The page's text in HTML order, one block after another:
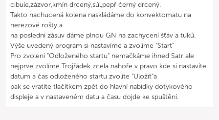
cibule,zázvor,kmín drcený,sůl,pepř černý drcený.
Takto nachucená kolena naskládáme do konvektomatu na
nerezové rošty a
na poslední zásuv dáme plnou GN na zachycení šťáv a tuků.
Výše uvedený program si nastavíme a zvolíme "Start"
Pro zvolení "Odloženého startu" nemačkáme ihned Satr ale
nejprve zvolíme Trojřádek zcela nahoře v pravo kde si nastavíte
datum a čas odloženého startu zvolíte "Uložit"a
pak se vratíte tlačítkem zpět do hlavní nabídky dotykového
displeje a v nastaveném datu a času dojde ke spuštění.